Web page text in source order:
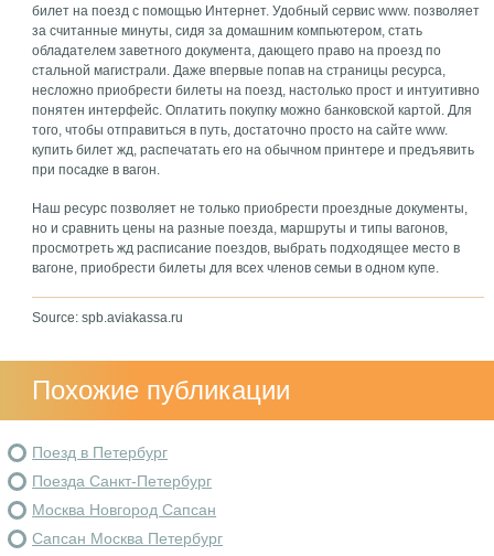
билет на поезд с помощью Интернет. Удобный сервис www. позволяет
за считанные минуты, сидя за домашним компьютером, стать
обладателем заветного документа, дающего право на проезд по
стальной магистрали. Даже впервые попав на страницы ресурса,
несложно приобрести билеты на поезд, настолько прост и интуитивно
понятен интерфейс. Оплатить покупку можно банковской картой. Для
того, чтобы отправиться в путь, достаточно просто на сайте www.
купить билет жд, распечатать его на обычном принтере и предъявить
при посадке в вагон.
Наш ресурс позволяет не только приобрести проездные документы,
но и сравнить цены на разные поезда, маршруты и типы вагонов,
просмотреть жд расписание поездов, выбрать подходящее место в
вагоне, приобрести билеты для всех членов семьи в одном купе.
Source: spb.aviakassa.ru
Похожие публикации
Поезд в Петербург
Поезда Санкт-Петербург
Москва Новгород Сапсан
Сапсан Москва Петербург